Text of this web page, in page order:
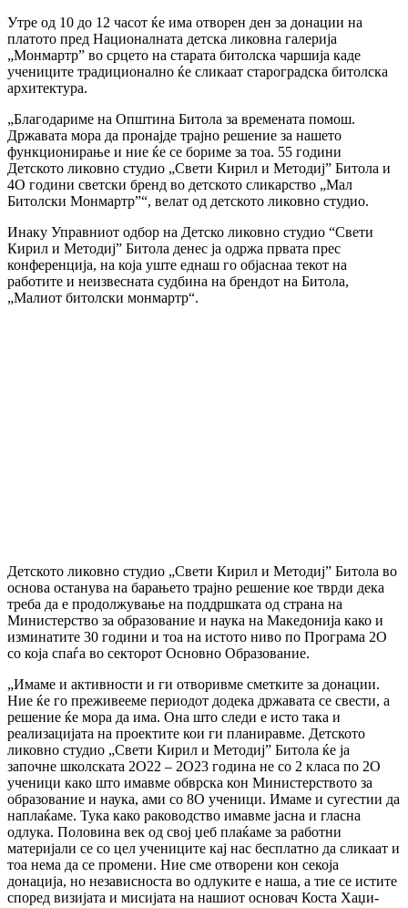
Утре од 10 до 12 часот ќе има отворен ден за донации на
платото пред Националната детска ликовна галерија
„Монмартр” во срцето на старата битолска чаршија каде
учениците традиционално ќе сликаат староградска битолска
архитектура.
„Благодариме на Општина Битола за времената помош.
Државата мора да пронајде трајно решение за нашето
функционирање и ние ќе се бориме за тоа. 55 години
Детското ликовно студио „Свети Кирил и Методиј” Битола и
4О години светски бренд во детското сликарство „Мал
Битолски Монмартр”“, велат од детското ликовно студио.
Инаку Управниот одбор на Детско ликовно студио “Свети
Кирил и Методиј” Битола денес ја одржа првата прес
конференција, на која уште еднаш го објаснаа текот на
работите и неизвесната судбина на брендот на Битола,
„Малиот битолски монмартр“.
Детското ликовно студио „Свети Кирил и Методиј” Битола во
основа останува на барањето трајно решение кое тврди дека
треба да е продолжување на поддршката од страна на
Министерство за образование и наука на Македонија како и
изминатите 30 години и тоа на истото ниво по Програма 2О
со која спаѓа во секторот Основно Образование.
„Имаме и активности и ги отворивме сметките за донации.
Ние ќе го преживееме периодот додека државата се свести, а
решение ќе мора да има. Она што следи е исто така и
реализацијата на проектите кои ги планиравме. Детското
ликовно студио „Свети Кирил и Методиј” Битола ќе ја
започне школската 2О22 – 2О23 година не со 2 класа по 2О
ученици како што имавме обврска кон Министерството за
образование и наука, ами со 8О ученици. Имаме и сугестии да
наплаќаме. Тука како раководство имавме јасна и гласна
одлука. Половина век од свој џеб плаќаме за работни
материјали се со цел учениците кај нас бесплатно да сликаат и
тоа нема да се промени. Ние сме отворени кон секоја
донација, но независноста во одлуките е наша, а тие се истите
според визијата и мисијата на нашиот основач Коста Хаџи-